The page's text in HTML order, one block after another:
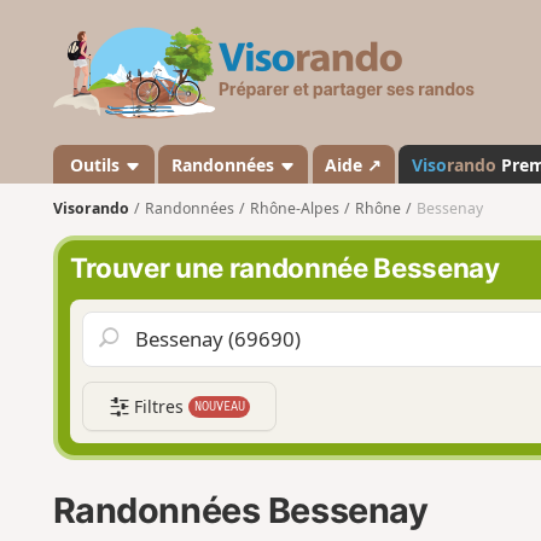
s
a
n
d
o
Outils Randonnées Aide ↗ Visorando
Visorando Randonnées Rhône-Alpes Rhône Bessenay
Trouver une randonnée Bessenay
Filtres NOUVEAU
Randonnées Bessenay